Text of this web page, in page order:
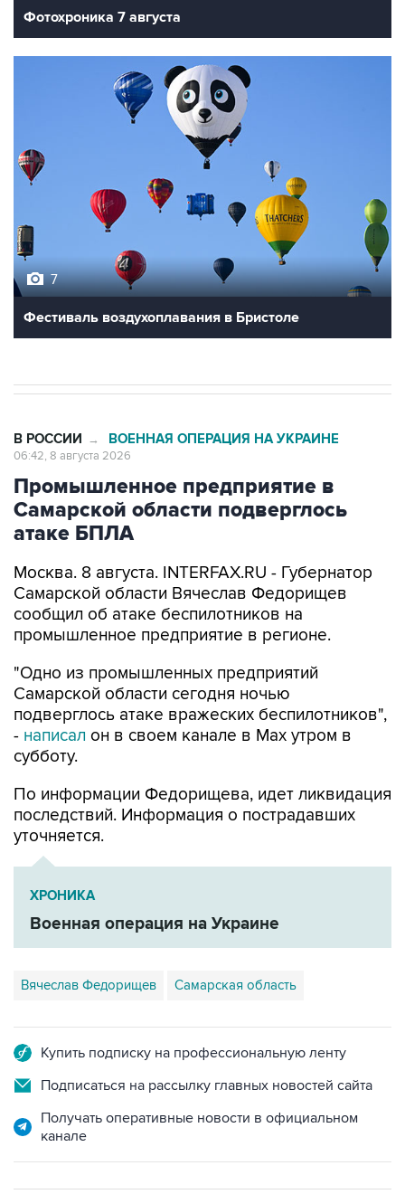
Фестиваль воздухоплавания в Бристоле
Промышленное предприятие в
Самарской области подверглось
атаке БПЛА
Москва. 8 августа. INTERFAX.RU - Губернатор
сообщил об атаке беспилотников на
промышленное предприятие в регионе.
"Одно из промышленных предприятий
подверглось атаке вражеских беспилотников",
-написалон в своем канале в Max утром в
субботу.
По информации Федорищева, идет ликвидация
уточняется.
ХРОНИКА
Военная операция на Украине
Вячеслав Федорищев Самарская область
Подписаться на рассылку главных новостей сайта
Получать оперативные новости в официальном